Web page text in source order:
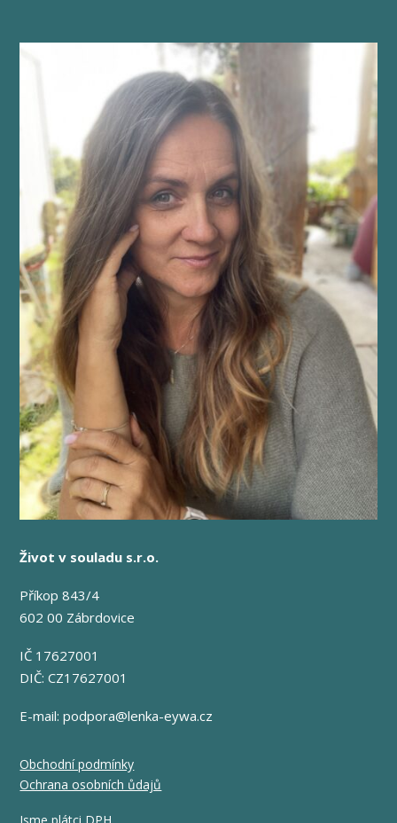
Život v souladu s.r.o.
Příkop 843/4
602 00 Zábrdovice
IČ 17627001
DIČ: CZ17627001
E-mail:podpora@lenka-eywa.cz
Obchodní podmínky
Ochrana osobních ůdajů